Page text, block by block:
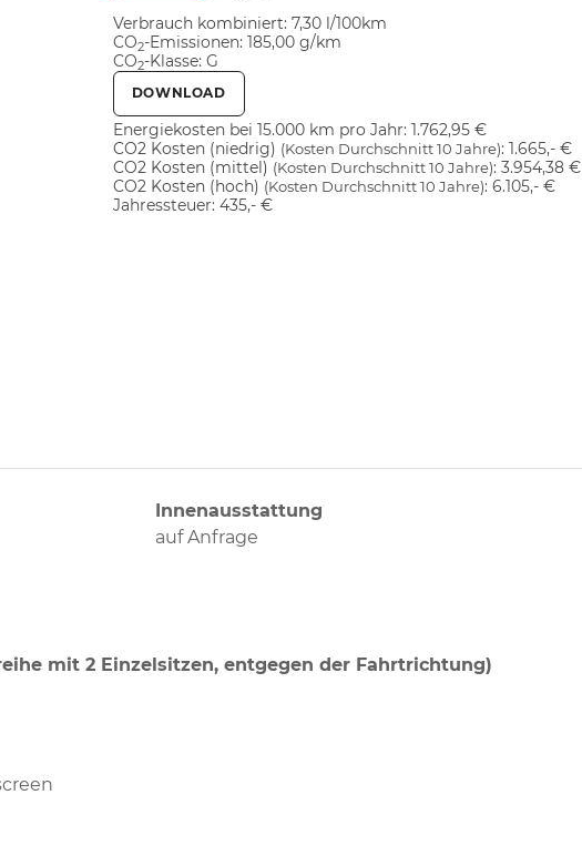
Verbrauch kombiniert: 7,30 l/100km
CO2-Emissionen: 185,00 g/km
CO2-Klasse: G
DOWNLOAD
Energiekosten bei 15.000 km pro Jahr: 1.762,95 €
CO2 Kosten (niedrig) (Kosten Durchschnitt 10 Jahre): 1.665,- €
CO2 Kosten (mittel) (Kosten Durchschnitt 10 Jahre): 3.954,38 €
CO2 Kosten (hoch) (Kosten Durchschnitt 10 Jahre): 6.105,- €
Jahressteuer: 435,- €
Innenausstattung
auf Anfrage
mit 2 Einzelsitzen, entgegen der Fahrtrichtung)